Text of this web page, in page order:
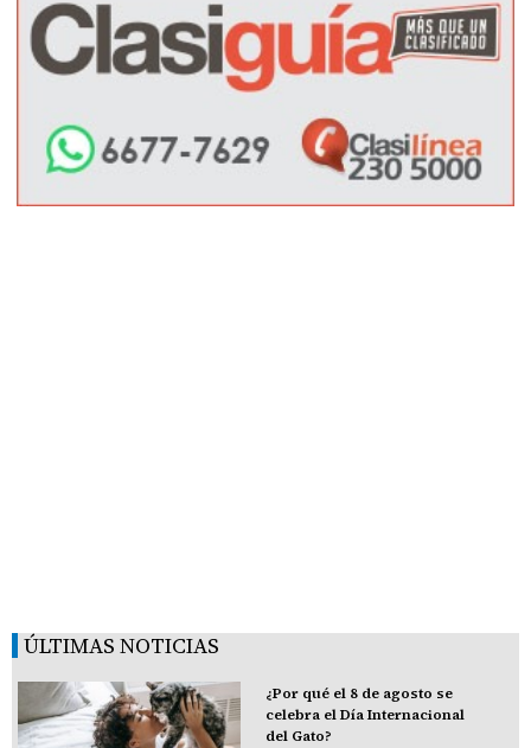
ÚLTIMAS NOTICIAS
¿Por qué el 8 de agosto se
celebra el Día Internacional
del Gato?